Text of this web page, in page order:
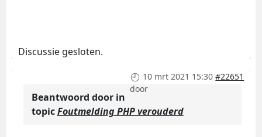
Discussie gesloten.
10 mrt 2021 15:30 #22651
door
Beantwoord door in
topicFoutmelding PHP verouderd